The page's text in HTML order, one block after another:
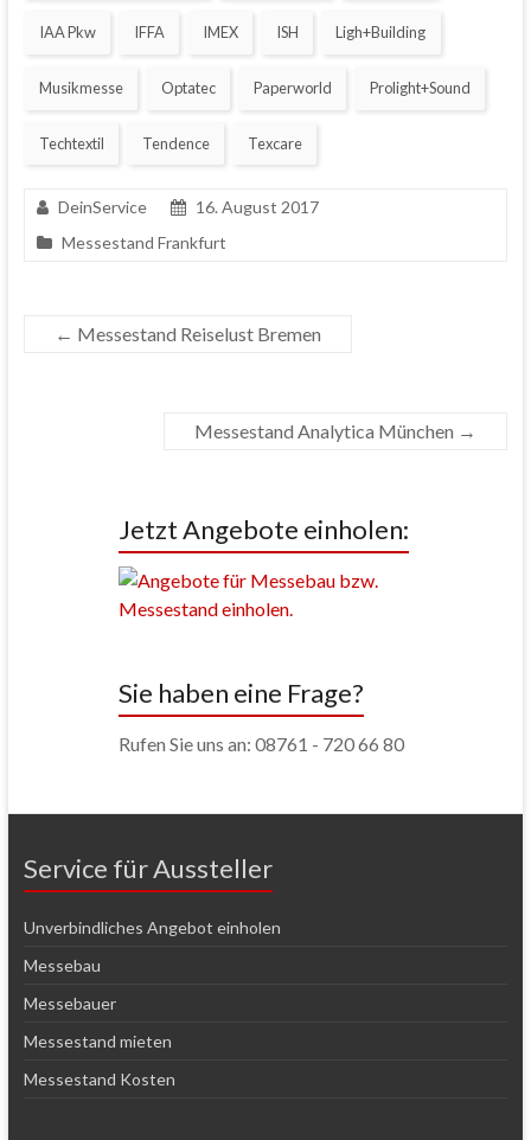
IAA Pkw IFFA IMEX ISH Ligh+Building
Musikmesse Optatec Paperworld Prolight+Sound
Techtextil Tendence Texcare
DeinService
16. August 2017
Messestand Frankfurt
← Messestand Reiselust Bremen
Messestand Analytica München →
Jetzt Angebote einholen:
Sie haben eine Frage?
Rufen Sie uns an: 08761 - 720 66 80
Service für Aussteller
Unverbindliches Angebot einholen
Messebau
Messebauer
Messestand mieten
Messestand Kosten